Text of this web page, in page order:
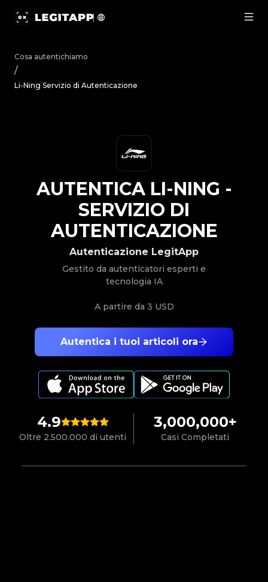
Cosa autentichiamo
/
Li-Ning Servizio di Autenticazione
4.9
Oltre 2.500.000 di utenti
3,000,000+
Casi Completati
Autentica i tuoi articoli ora
Autenticazione LegitApp
Gestito da autenticatori esperti e
tecnologia IA
A partire da 3 USD
AUTENTICA LI-NING -
SERVIZIO DI
AUTENTICAZIONE